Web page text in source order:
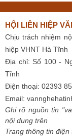
HỘI LIÊN HIỆP
Chịu trách nhiệm
hiệp VHNT Hà Tĩnh
Địa chỉ: Số 100 -
Tĩnh
Điện thoại: 02393
Email:
Ghi rõ nguồn tin
nội dung trên
Trang thông tin